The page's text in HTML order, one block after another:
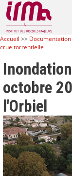
Accueil >> Documentation
crue torrentielle
octobre
l'Orbiel